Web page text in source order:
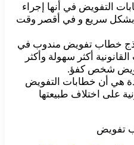
التفويض في أنها إجراء
بشكل سريع و في أقصر وقت
خطاب تفويض مندوب في
أكثر سهولة وأكثر
شخص كفؤ.
هي أن خطابات التفويض
على اختلاف طبيعتها